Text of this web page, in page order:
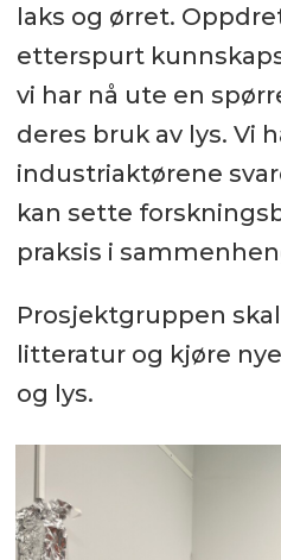
laks og ørret.
etterspurt
vi har nå ute en
deres bruk av lys. Vi
industriaktørene
kan sette
praksis i
Prosjektgruppen
litteratur og kjøre
og lys.